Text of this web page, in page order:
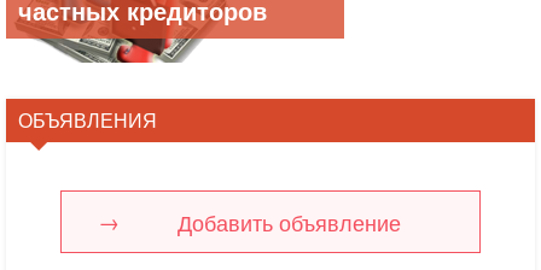
частных кредиторов
ОБЪЯВЛЕНИЯ
Добавить объявление